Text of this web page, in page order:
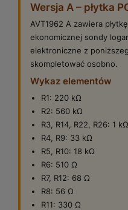
Wersja A – płytka
AVT1962 A zawiera
ekonomicznej sondy
elektroniczne z
skompletować osobno.
Wykaz elementów
R1: 220 kΩ
R2: 560 kΩ
R3, R14, R22, R26: 1 kΩ
R4, R9: 33 kΩ
R5, R10: 18 kΩ
R6: 510 Ω
R7, R12: 68 Ω
R8: 56 Ω
R11: 330 Ω